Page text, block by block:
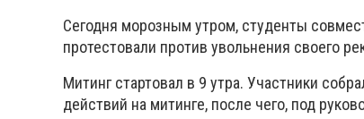
Сегодня морозным утром, студенты
протестовали против увольнения своего
Митинг стартовал в 9 утра. Участники
действий на митинге, после чего, под